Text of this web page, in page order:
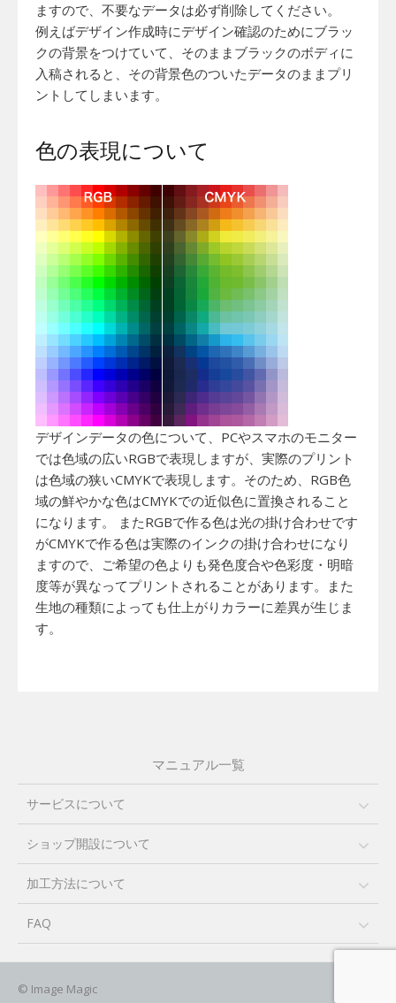
ますので、不要なデータは必ず削除してください。
例えばデザイン作成時にデザイン確認のためにブラッ
クの背景をつけていて、そのままブラックのボディに
入稿されると、その背景色のついたデータのままプリ
ントしてしまいます。
色の表現について
デザインデータの色について、PCやスマホのモニター
では色域の広いRGBで表現しますが、実際のプリント
は色域の狭いCMYKで表現します。そのため、RGB色
域の鮮やかな色はCMYKでの近似色に置換されること
になります。 またRGBで作る色は光の掛け合わせです
がCMYKで作る色は実際のインクの掛け合わせになり
ますので、ご希望の色よりも発色度合や色彩度・明暗
度等が異なってプリントされることがあります。また
生地の種類によっても仕上がりカラーに差異が生じま
す。
マニュアル一覧
サービスについて
ショップ開設について
加工方法について
FAQ
© Image Magic